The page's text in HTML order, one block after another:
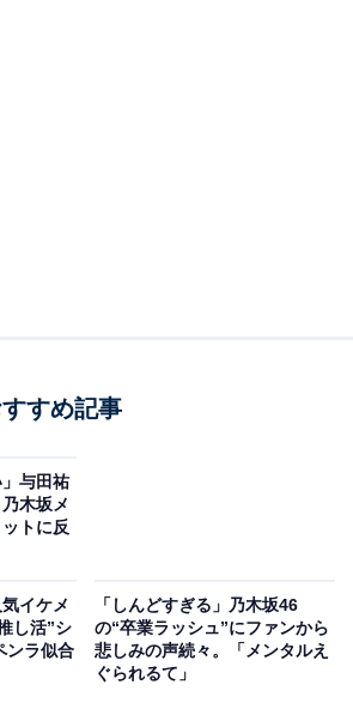
すめ記事
」与田祐
木坂メ
トに反
イケメ
し活”シ
ンラ似合
「しんどすぎる」乃木坂46
の“卒業ラッシュ”にファンから
悲しみの声続々。「メンタルえ
ぐられるて」